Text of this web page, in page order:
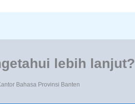
lebih lanjut?
Bahasa Provinsi Banten